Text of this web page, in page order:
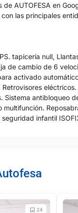
AUTOFESA en
las principales
tapicería null,
de cambio de 6
activado
antibloqueo
infantil
24